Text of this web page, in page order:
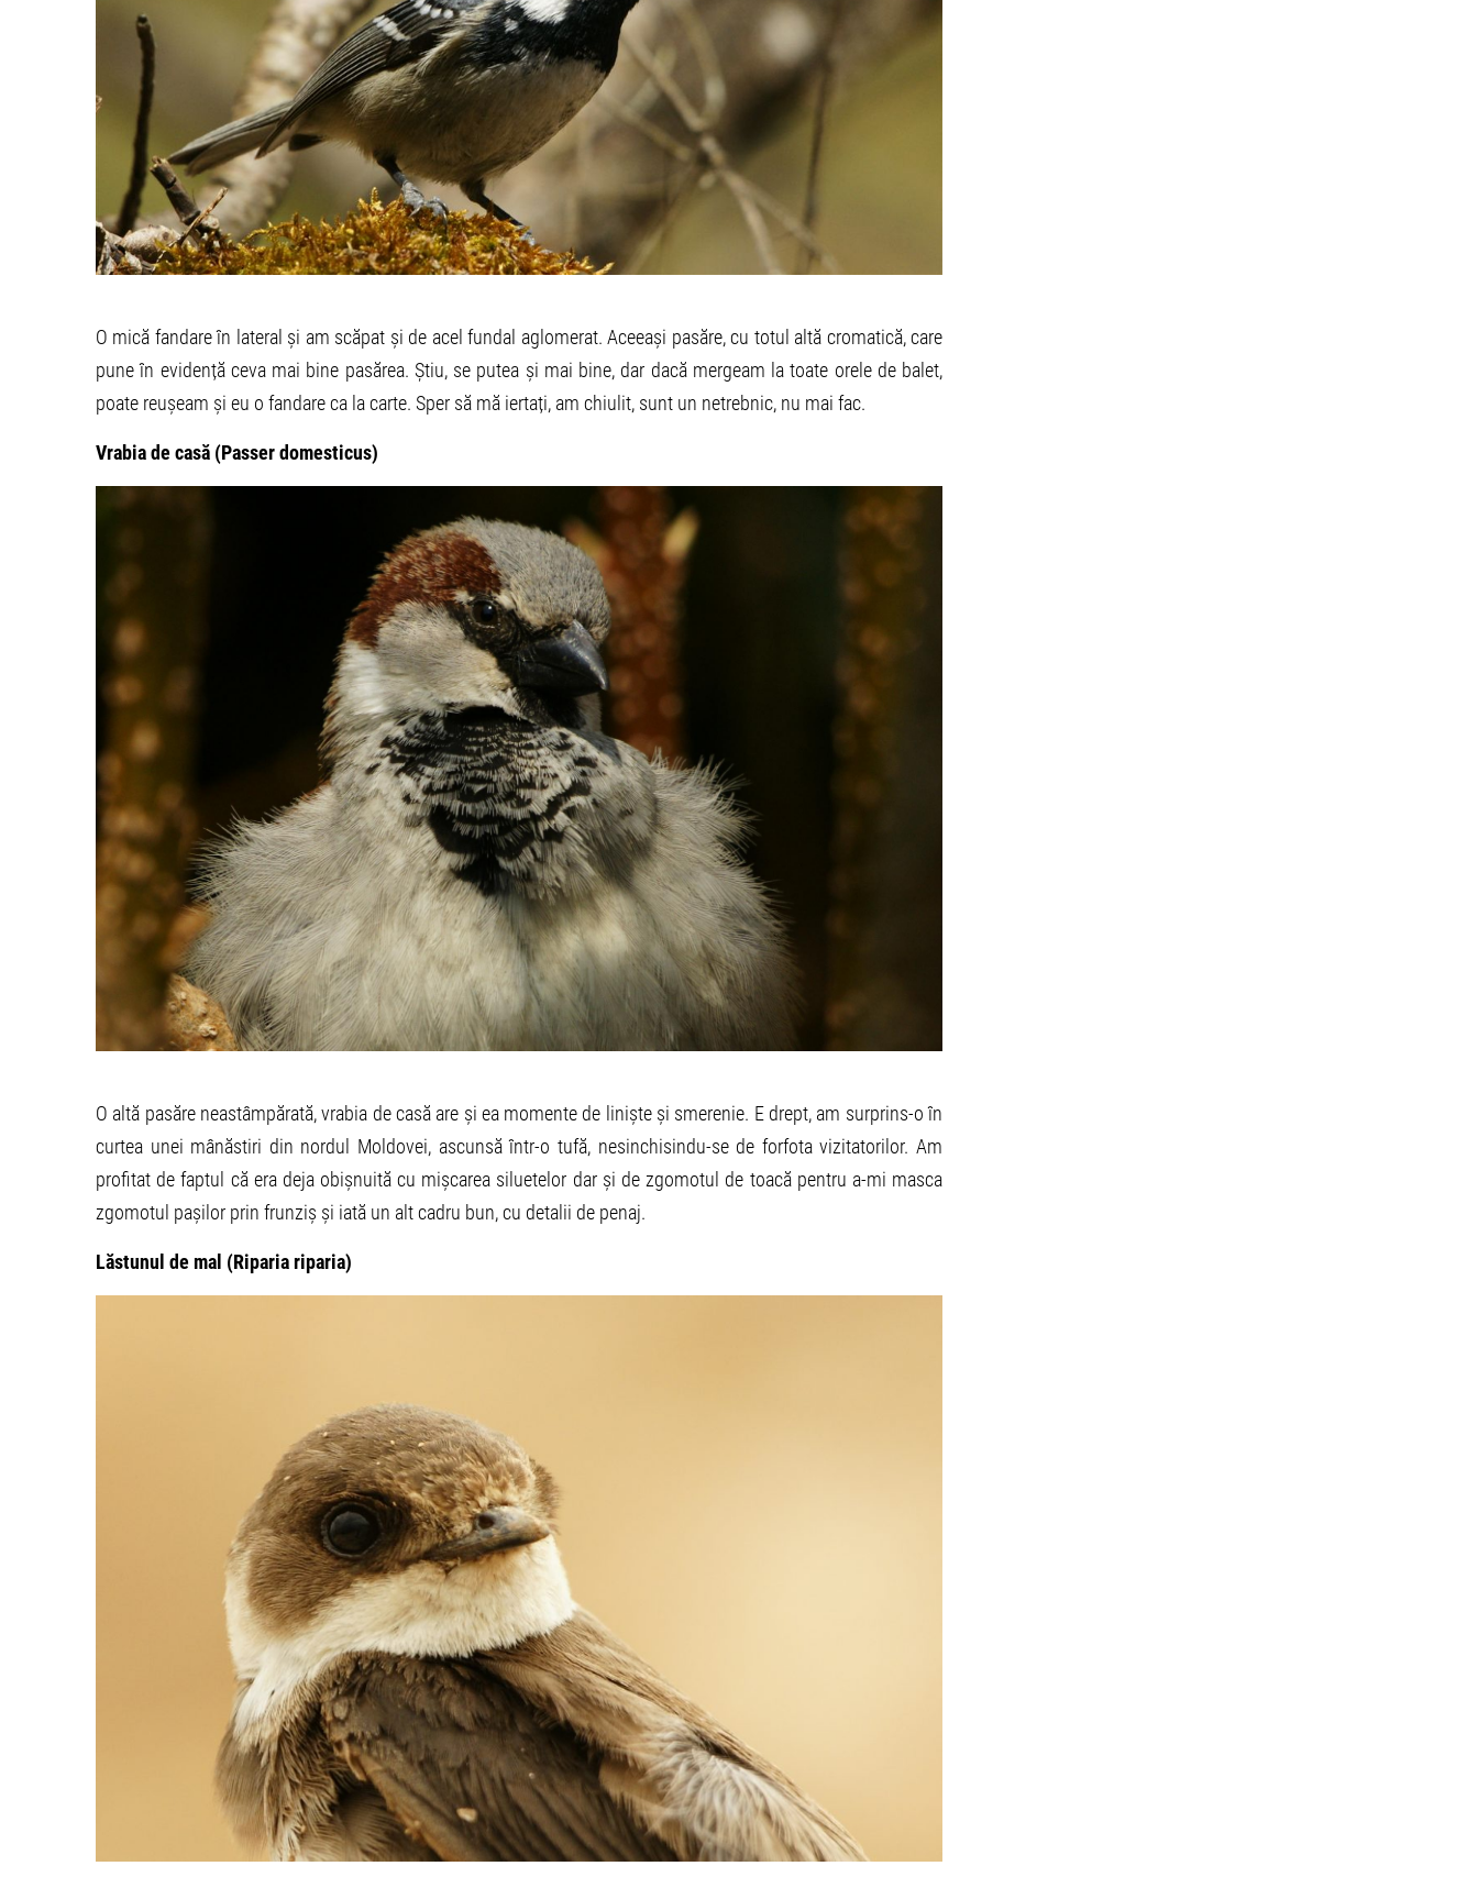
O mică fandare în lateral și am scăpat și de acel fundal aglomerat. Aceeași pasăre, cu totul altă cromatică, care
pune în evidență ceva mai bine pasărea. Știu, se putea și mai bine, dar dacă mergeam la toate orele de balet,
poate reușeam și eu o fandare ca la carte. Sper să mă iertați, am chiulit, sunt un netrebnic, nu mai fac.
Vrabia de casă (Passer domesticus)
O altă pasăre neastâmpărată, vrabia de casă are și ea momente de liniște și smerenie. E drept, am surprins-o în
curtea unei mânăstiri din nordul Moldovei, ascunsă într-o tufă, nesinchisindu-se de forfota vizitatorilor. Am
profitat de faptul că era deja obișnuită cu mișcarea siluetelor dar și de zgomotul de toacă pentru a-mi masca
zgomotul pașilor prin frunziș și iată un alt cadru bun, cu detalii de penaj.
Lăstunul de mal (Riparia riparia)